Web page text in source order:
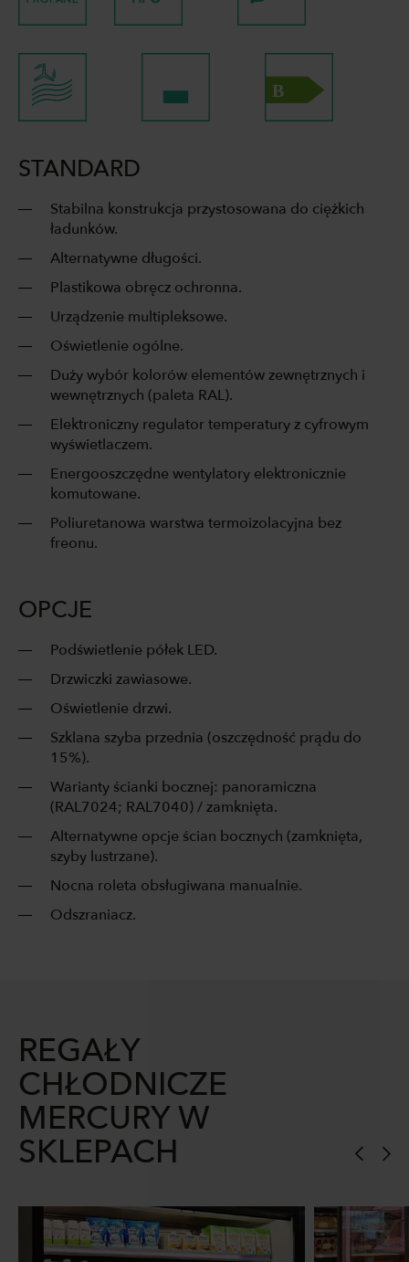
STANDARD
Stabilna konstrukcja przystosowana do ciężkich
ładunków.
Alternatywne długości.
Plastikowa obręcz ochronna.
Urządzenie multipleksowe.
Oświetlenie ogólne.
Duży wybór kolorów elementów zewnętrznych i
wewnętrznych (paleta RAL).
Elektroniczny regulator temperatury z cyfrowym
wyświetlaczem.
Energooszczędne wentylatory elektronicznie
komutowane.
Poliuretanowa warstwa termoizolacyjna bez
freonu.
OPCJE
Podświetlenie półek LED.
Drzwiczki zawiasowe.
Oświetlenie drzwi.
Szklana szyba przednia (oszczędność prądu do
15%).
Warianty ścianki bocznej: panoramiczna
(RAL7024; RAL7040) / zamknięta.
Alternatywne opcje ścian bocznych (zamknięta,
szyby lustrzane).
Nocna roleta obsługiwana manualnie.
Odszraniacz.
REGAŁY
CHŁODNICZE
MERCURY W
SKLEPACH